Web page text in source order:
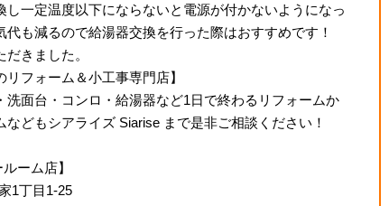
一定温度以下にならないと電源が付かないようになっ
も減るので給湯器交換を行った際はおすすめです！
きました。
フォーム＆小工事専門店】
面台・コンロ・給湯器など1日で終わるリフォームか
どもシアライズ Siarise まで是非ご相談ください！
ーム店】
1丁目1-25